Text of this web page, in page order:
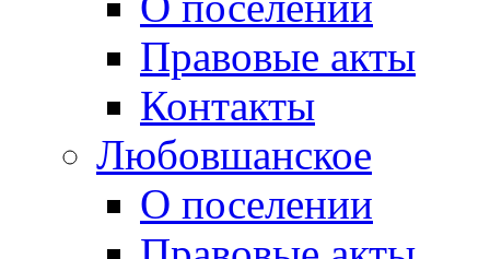
Правовые акты
Контакты
Любовшанское
О поселении